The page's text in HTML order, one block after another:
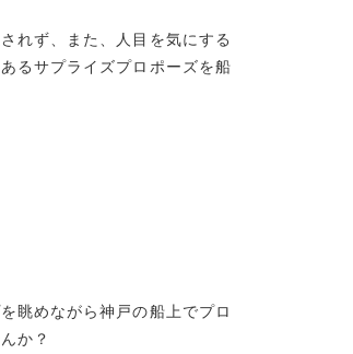
れず、また、人目を気にする
るサプライズプロポーズを船
眺めながら神戸の船上でプロ
か？